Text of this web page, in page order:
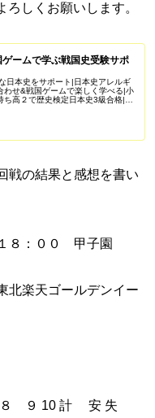
しくお願いします。
ームで学ぶ戦国史受験サポ
日本史をサポート|日本史アレルギ
わせ&戦国ゲームで楽しく学べる|小
高２で歴史検定日本史3級合格|苦
戦の結果と感想を書い
：００ 甲子園
ゴールデンイー
９ 10 計 安 失